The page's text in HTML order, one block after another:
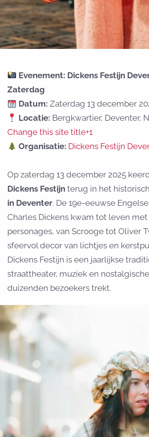
Evenement: Dickens Festijn
Zaterdag
Datum: Zaterdag 13 december
Locatie: Bergkwartier, Deventer,
Change this site title+1
Organisatie: Dickens Festijn
Op zaterdag 13 december 2025
Dickens Festijn terug in het
in Deventer. De 19e-eeuwse
Charles Dickens kwam tot leven
personages, van Scrooge tot Oliver
sfeervol decor van lichtjes en
Dickens Festijn is een jaarlijkse
straattheater, muziek en
duizenden bezoekers trekt.